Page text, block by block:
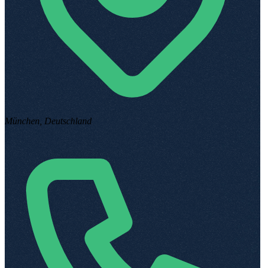
München, Deutschland